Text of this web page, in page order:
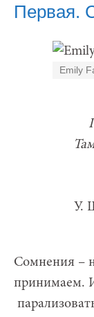
Первая.
Emily
У.
Сомнения –
принимаем.